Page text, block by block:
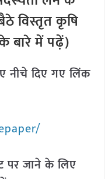
विस्तृत कृषि
बारे में पढ़ें)
दिए गए लिंक
पर जाने के लिए